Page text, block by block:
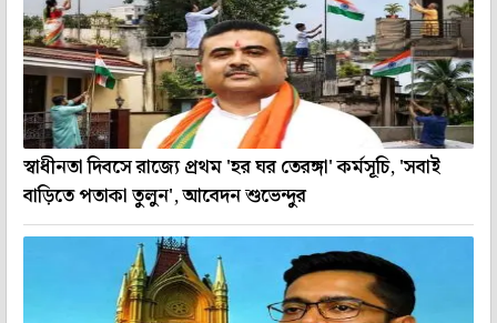
স্বাধীনতা দিবসে রাজ্যে প্রথম 'হর ঘর তেরঙ্গা' কর্মসূচি, 'সবাই
বাড়িতে পতাকা তুলুন', আবেদন শুভেন্দুর